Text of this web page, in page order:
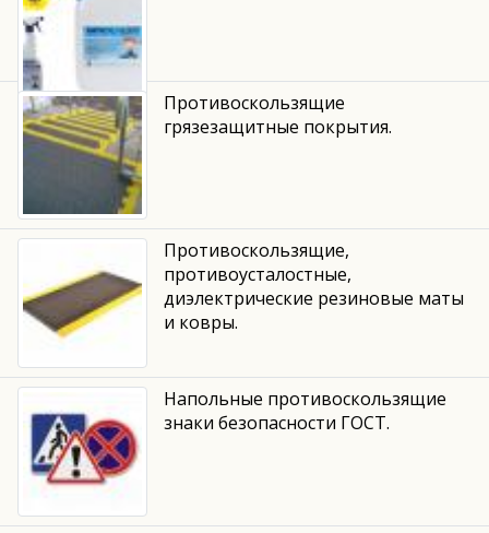
Противоскользящие
грязезащитные покрытия.
Противоскользящие,
противоусталостные,
диэлектрические резиновые маты
и ковры.
Напольные противоскользящие
знаки безопасности ГОСТ.